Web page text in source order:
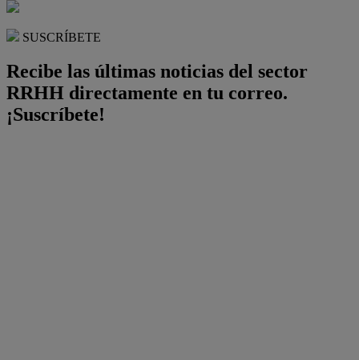
SUSCRÍBETE
Recibe las últimas noticias del sector
RRHH directamente en tu correo.
¡Suscríbete!